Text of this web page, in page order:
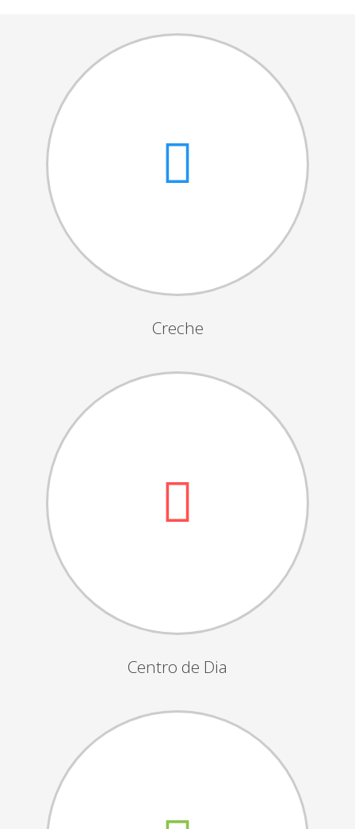
Dia da Amizade
Dia da Mulher
Dia do Pai
Festejos da Páscoa
Dia da Mãe
Dia Mundial da Criança
Marchas Populares
Dia de S.Martinho
Aniversários da Instituição
Almoço / Lanche de Natal
Atividades Semanais
Feiras e Exposições
Grupos Musicais do Centro de Dia
Outras Actividades
Passeio Vila Nova de Cerveira
Passeio Convívio em Pombal
Assembleias Gerais
Semana Sénior
Passeio do Idoso
Associados
Creche
Centro de Dia